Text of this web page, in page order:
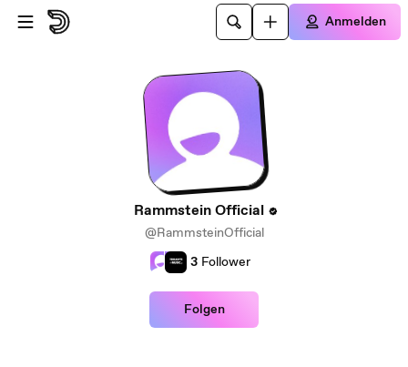
Zum Hauptinhalt springen
Anmelden
Rammstein Official
@RammsteinOfficial
3 Follower
Folgen